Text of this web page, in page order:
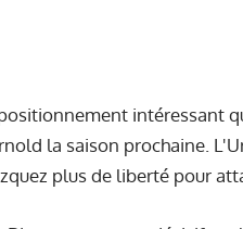
intéressant
la saison prochaine.
plus de liberté pour